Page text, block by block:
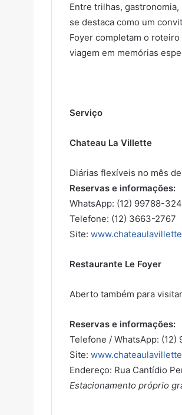
Entre trilhas,
se destaca como um
Foyer completam o
viagem em memórias
Serviço
Chateau La Villette
Diárias flexíveis no mês
Reservas e informações:
WhatsApp: (12) 99788-
Telefone: (12) 3663-2767
Site:
Restaurante Le Foyer
Aberto também para
Reservas e informações:
Telefone / WhatsApp:
Site:
Endereço: Rua Cantídio
Estacionamento próprio